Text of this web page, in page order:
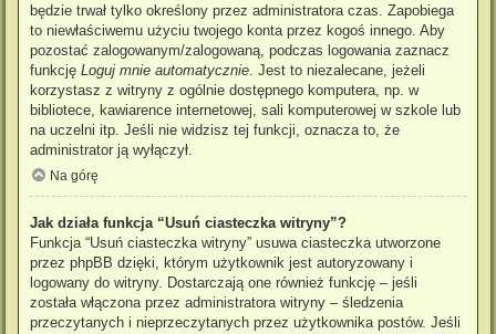
będzie trwał tylko określony przez administratora czas. Zapobiega
to niewłaściwemu użyciu twojego konta przez kogoś innego. Aby
pozostać zalogowanym/zalogowaną, podczas logowania zaznacz
funkcję Loguj mnie automatycznie . Jest to niezalecane, jeżeli
korzystasz z witryny z ogólnie dostępnego komputera, np. w
bibliotece, kawiarence internetowej, sali komputerowej w szkole lub
na uczelni itp. Jeśli nie widzisz tej funkcji, oznacza to, że
administrator ją wyłączył.
Na górę
Jak działa funkcja “Usuń ciasteczka witryny”?
Funkcja “Usuń ciasteczka witryny” usuwa ciasteczka utworzone
przez phpBB dzięki, którym użytkownik jest autoryzowany i
logowany do witryny. Dostarczają one również funkcję – jeśli
została włączona przez administratora witryny – śledzenia
przeczytanych i nieprzeczytanych przez użytkownika postów. Jeśli